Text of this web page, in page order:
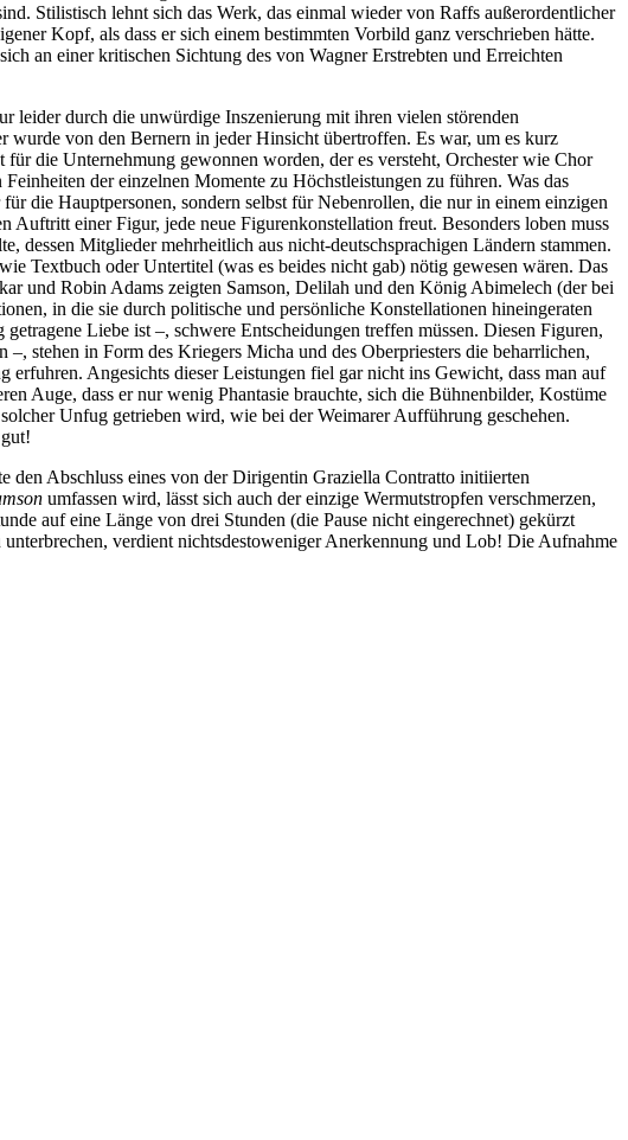
Stilistisch lehnt sich das Werk, das einmal wieder von Raffs außerordentlicher
Kopf, als dass er sich einem bestimmten Vorbild ganz verschrieben hätte.
an einer kritischen Sichtung des von Wagner Erstrebten und Erreichten
leider durch die unwürdige Inszenierung mit ihren vielen störenden
wurde von den Bernern in jeder Hinsicht übertroffen. Es war, um es kurz
die Unternehmung gewonnen worden, der es versteht, Orchester wie Chor
der einzelnen Momente zu Höchstleistungen zu führen. Was das
die Hauptpersonen, sondern selbst für Nebenrollen, die nur in einem einzigen
einer Figur, jede neue Figurenkonstellation freut. Besonders loben muss
dessen Mitglieder mehrheitlich aus nicht-deutschsprachigen Ländern stammen.
Textbuch oder Untertitel (was es beides nicht gab) nötig gewesen wären. Das
und Robin Adams zeigten Samson, Delilah und den König Abimelech (der bei
in die sie durch politische und persönliche Konstellationen hineingeraten
Liebe ist –, schwere Entscheidungen treffen müssen. Diesen Figuren,
stehen in Form des Kriegers Micha und des Oberpriesters die beharrlichen,
Angesichts dieser Leistungen fiel gar nicht ins Gewicht, dass man auf
Auge, dass er nur wenig Phantasie brauchte, sich die Bühnenbilder, Kostüme
Unfug getrieben wird, wie bei der Weimarer Aufführung geschehen.
den Abschluss eines von der Dirigentin Graziella Contratto initiierten
umfassen wird, lässt sich auch der einzige Wermutstropfen verschmerzen,
auf eine Länge von drei Stunden (die Pause nicht eingerechnet) gekürzt
verdient nichtsdestoweniger Anerkennung und Lob! Die Aufnahme